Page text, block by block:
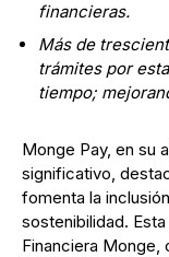
financieras.
Más de
trámites por
tiempo;
Monge Pay, en su
significativo,
fomenta la
sostenibilidad.
Financiera